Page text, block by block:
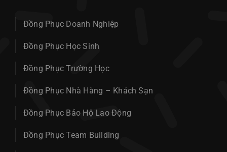
Đồng Phục Doanh Nghiệp
Đồng Phục Học Sinh
Đồng Phục Trường Học
Đồng Phục Nhà Hàng – Khách Sạn
Đồng Phục Bảo Hộ Lao Động
Đồng Phục Team Building